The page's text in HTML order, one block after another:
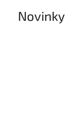
Novinky